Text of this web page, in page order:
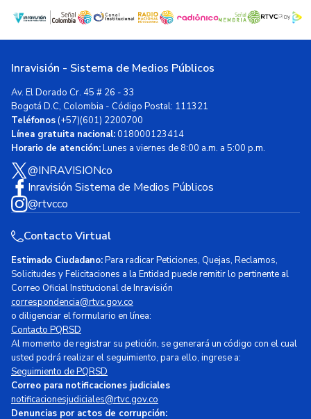
Inravisión - Sistema de Medios Públicos
Av. El Dorado Cr. 45 # 26 - 33
Bogotá D.C, Colombia - Código Postal: 111321
Teléfonos(+57)(601) 2200700
Línea gratuita nacional:018000123414
Horario de atención:Lunes a viernes de 8:00 a.m. a 5:00 p.m.
@INRAVISIONco
Inravisión Sistema de Medios Públicos
@rtvcco
Contacto Virtual
Estimado Ciudadano:Para radicar Peticiones, Quejas, Reclamos,
Solicitudes y Felicitaciones a la Entidad puede remitir lo pertinente al
Correo Oficial Institucional de Inravisión
correspondencia@rtvc.gov.co
o diligenciar el formulario en línea:
Contacto PQRSD
Al momento de registrar su petición, se generará un código con el cual
usted podrá realizar el seguimiento, para ello, ingrese a:
Seguimiento de PQRSD
Correo para notificaciones judiciales
notificacionesjudiciales@rtvc.gov.co
Denuncias por actos de corrupción: